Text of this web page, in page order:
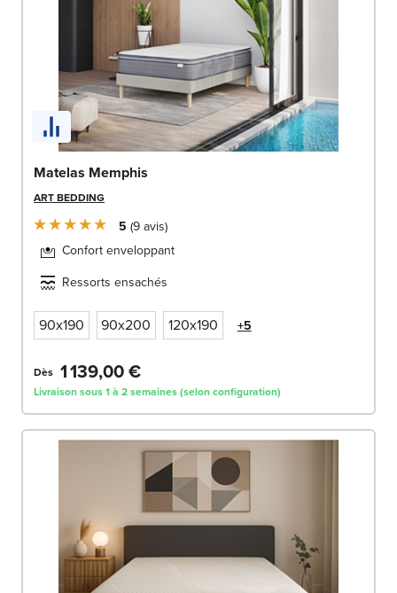
Matelas Memphis
ART BEDDING
5 9avis
Confort enveloppant
Ressorts ensachés
90x190 90x200 120x190 +5
Dès 1 139,00 €
Livraison sous 1 à 2 semaines (selon configuration)